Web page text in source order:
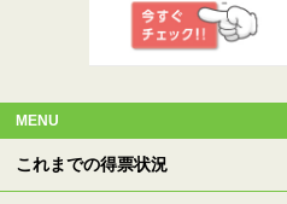
MENU
これまでの得票状況